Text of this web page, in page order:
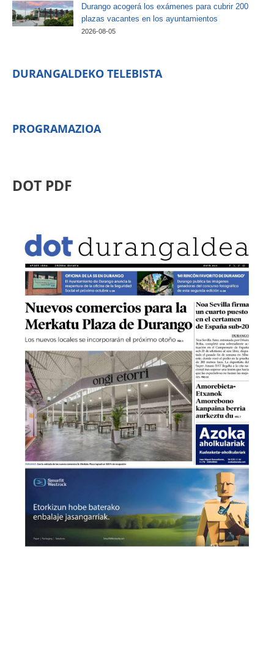
Durango acogerá los exámenes para cubrir 200
plazas vacantes en los ayuntamientos
2026-08-05
DURANGALDEKO TELEBISTA
PROGRAMAZIOA
DOT PDF